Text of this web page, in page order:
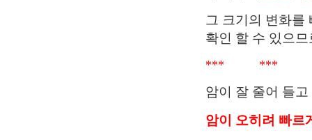
그 크기의 변화를
확인 할 수 있으므
*** ***
암이 잘 줄어 들
암이 오히려 빠르